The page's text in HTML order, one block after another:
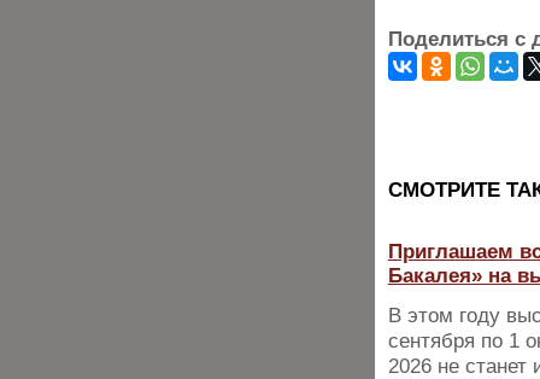
Поделиться с
CМОТРИТЕ
Приглашаем
Бакалея» на
В этом году
сентября по 1
2026 не